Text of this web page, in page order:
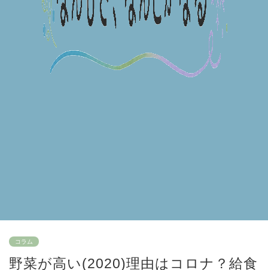
コラム
野菜が高い(2020)理由はコロナ？給食